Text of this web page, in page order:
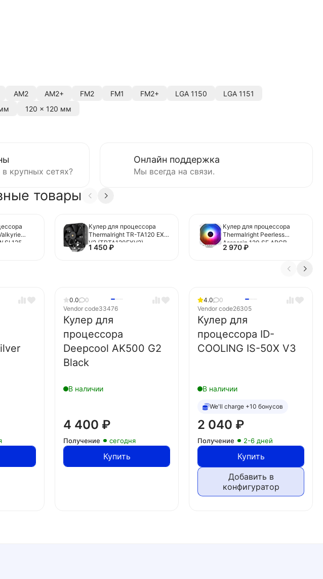
AM2 AM2+ FM2 FM1 FM2+ LGA 1150
LGA 1151
120 x 120 мм
крупных сетях?
Онлайн поддержка
Мы всегда на связи.
товары
SL125
Кулер для процессора
Thermalright TR-TA120 EX
V2 (TRTA120EXV2)
1 450₽
Кулер для процессора
Thermalright Peerless
Assassin 120 SE ARGB
White (TRPA120SEAW)
2 970₽
0.0
0
Vendor code33476
Кулер для
процессора
Deepcool AK500 G2
Black
В наличии
4 400 ₽
Получение сегодня
Купить
4.0
0
Vendor code26305
Кулер для
процессора ID-
COOLING IS-50X V3
В наличии
We'll charge +10 бонусов
2 040 ₽
Получение 2-6 дней
Купить
Добавить в
конфигуратор